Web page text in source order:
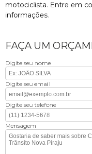
motociclista. Entre em
informações.
FAÇA UM
Digite seu nome
Digite seu email
Digite seu telefone
Mensagem